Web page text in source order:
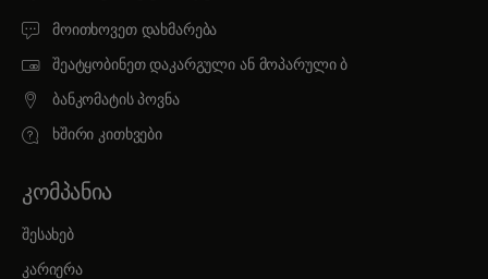
მოითხოვეთ დახმარება
შეატყობინეთ დაკარგული ან მოპარული ბ
ბანკომატის პოვნა
ხშირი კითხვები
ᲙᲝᲛᲞᲐᲜᲘᲐ
შესახებ
კარიერა